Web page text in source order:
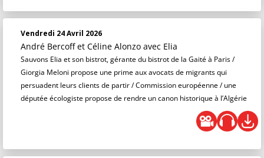
Vendredi 24 Avril 2026
André Bercoff et Céline Alonzo avec Elia
Sauvons Elia et son bistrot, gérante du bistrot de la Gaité à Paris /
Giorgia Meloni propose une prime aux avocats de migrants qui
persuadent leurs clients de partir / Commission européenne / une
députée écologiste propose de rendre un canon historique à l’Algérie